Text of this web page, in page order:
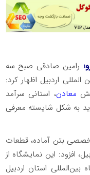
رامین صادقی صبح سه
اردبیل اظهار کرد:
معادن، استانی سرآمد
به شکل شایسته معرفی
بتن آماده، قطعات
افزود: این نمایشگاه از
بین‌المللی استان اردبیل